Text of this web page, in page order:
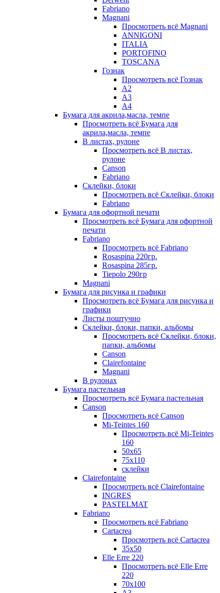
Fabriano
Magnani
Просмотреть всё Magnani
ANNIGONI
ITALIA
PORTOFINO
TOSCANA
Гознак
Просмотреть всё Гознак
А2
А3
А4
Бумага для акрила,масла, темпе
Просмотреть всё Бумага для
акрила,масла, темпе
В листах, рулоне
Просмотреть всё В листах,
рулоне
Canson
Fabriano
Склейки, блоки
Просмотреть всё Склейки, блоки
Fabriano
Бумага для офортной печати
Просмотреть всё Бумага для офортной
печати
Fabriano
Просмотреть всё Fabriano
Rosaspina 220гр.
Rosaspina 285гр.
Tiepolo 290гр
Magnani
Бумага для рисунка и графики
Просмотреть всё Бумага для рисунка и
графики
Листы поштучно
Склейки, блоки, папки, альбомы
Просмотреть всё Склейки, блоки,
папки, альбомы
Canson
Clairefontaine
Magnani
В рулонах
Бумага пастельная
Просмотреть всё Бумага пастельная
Canson
Просмотреть всё Canson
Mi-Teintes 160
Просмотреть всё Mi-Teintes
160
50х65
75х110
склейки
Clairefontaine
Просмотреть всё Clairefontaine
INGRES
PASTELMAT
Fabriano
Просмотреть всё Fabriano
Cartacrea
Просмотреть всё Cartacrea
35х50
Elle Erre 220
Просмотреть всё Elle Erre
220
70х100